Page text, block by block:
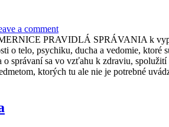
a comment
PRAVIDLÁ SPRÁVANIA k
o telo, psychiku, ducha a vedomie,
správaní sa vo vzťahu k zdraviu,
ktorých tu ale nie je potrebné